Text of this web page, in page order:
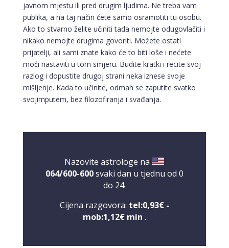
javnom mjestu ili pred drugim ljudima. Ne treba vam
publika, a na taj način ćete samo osramotiti tu osobu.
Ako to stvarno želite učiniti tada nemojte odugovlačiti i
nikako nemojte drugima govoriti. Možete ostati
prijatelji, ali sami znate kako će to biti loše i nećete
moći nastaviti u tom smjeru. Budite kratki i recite svoj
razlog i dopustite drugoj strani neka iznese svoje
mišljenje. Kada to učinite, odmah se zaputite svatko
svojimputem, bez filozofiranja i svađanja.
Nazovite astrologe na
064/600-600svaki dan u tjednu od 0
do 24.
Cijena razgovora: tel:0,93€ -
mob:1,12€ min .